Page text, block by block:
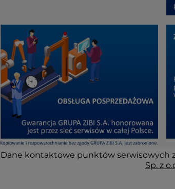
Dane kontaktowe punktów serwisowych
Sp. z